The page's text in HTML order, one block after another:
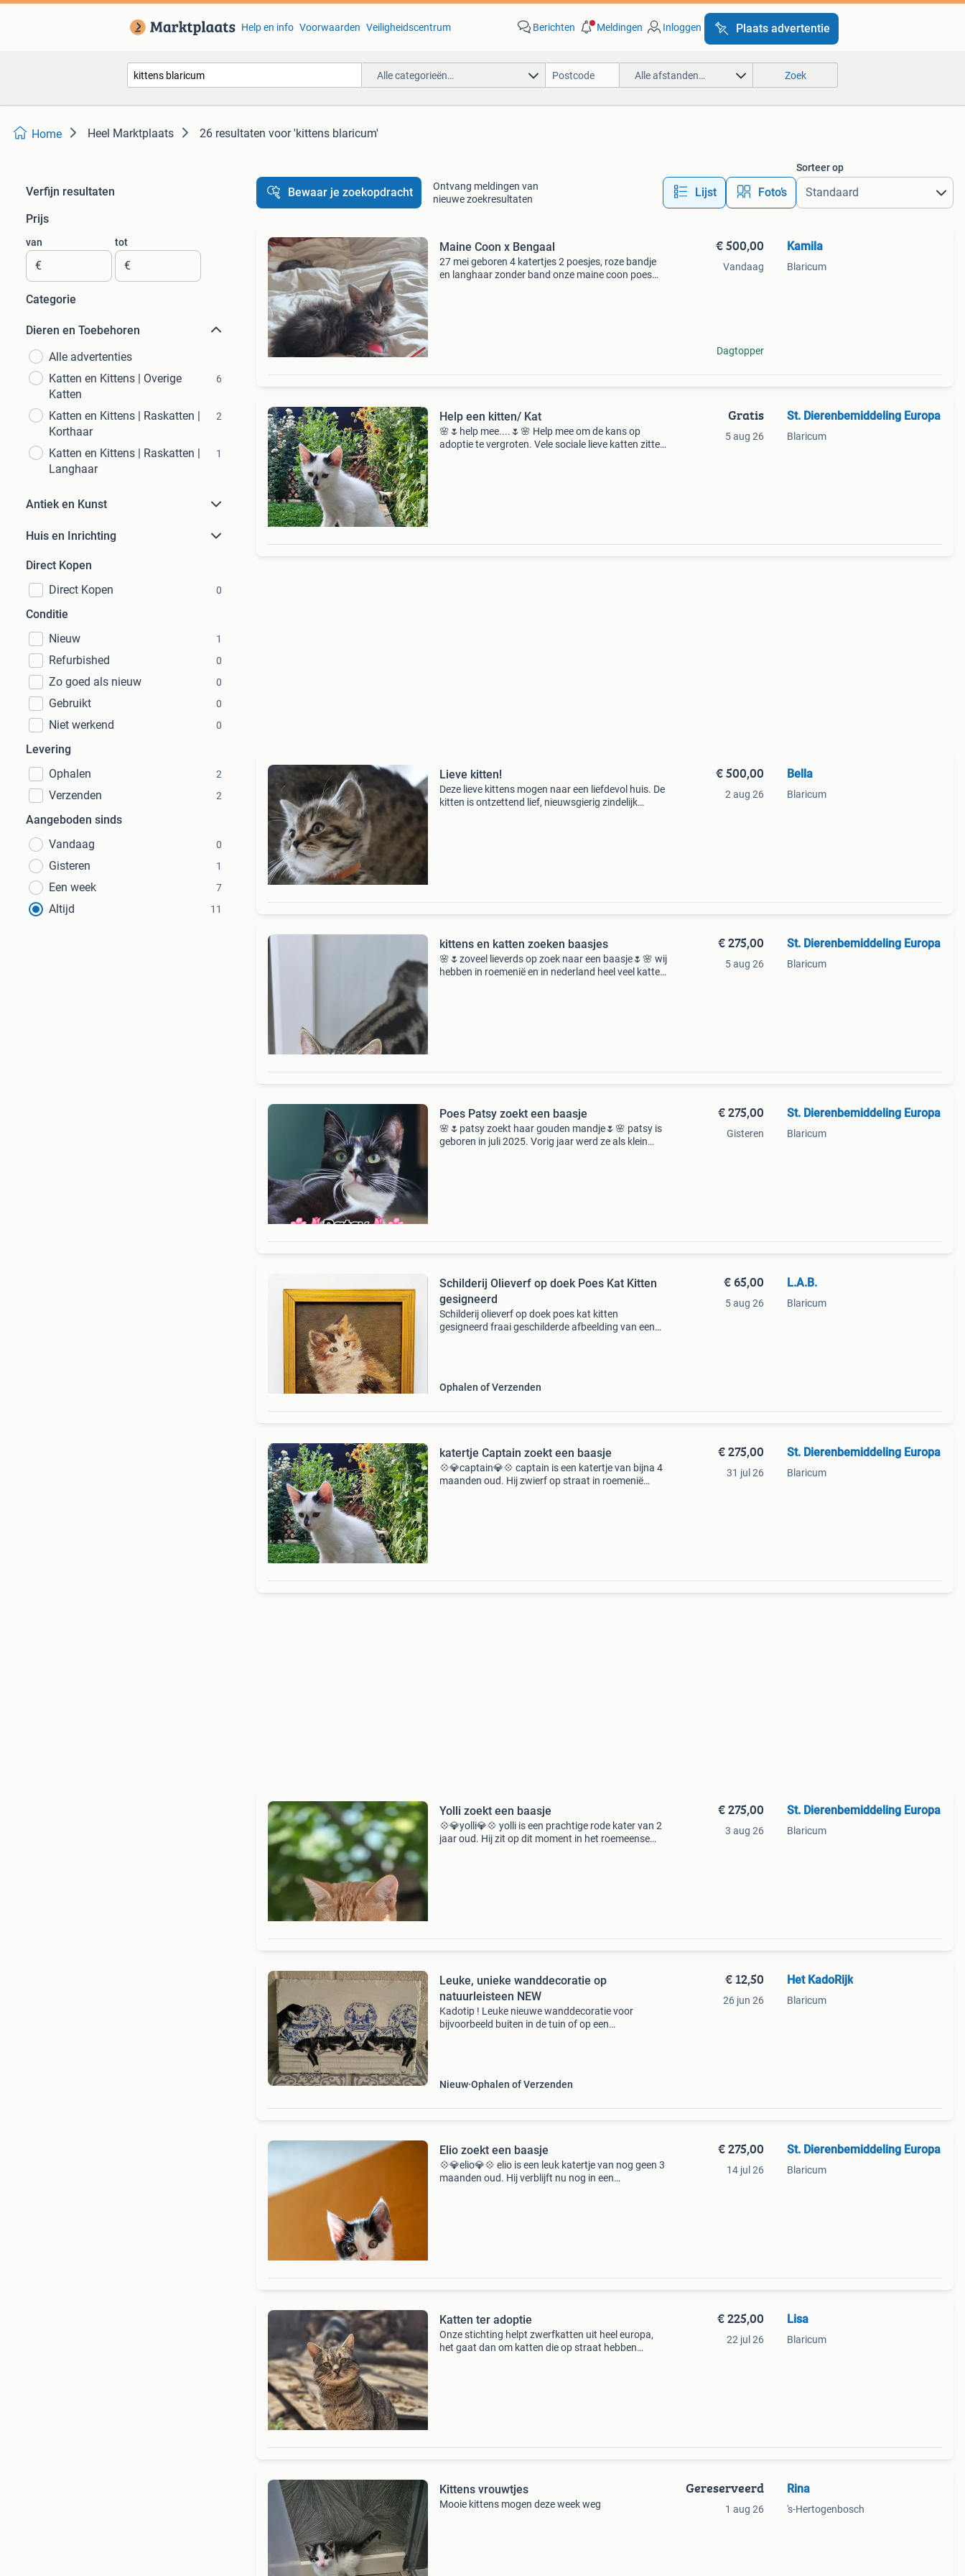
Help en info Voorwaarden Veiligheidscentrum Berichten Meldingen Inloggen Plaats advertentie
Alle categorieën… Alle afstanden… Zoek
Home Heel Marktplaats 26 resultaten voor 'kittens blaricum'
Verfijn resultaten
Prijs
van
€
tot
€
Categorie
Dieren en Toebehoren
Alle advertenties
Katten en Kittens | Overige
Katten
6
Katten en Kittens | Raskatten |
Korthaar
2
Katten en Kittens | Raskatten |
Langhaar
1
Antiek en Kunst
Huis en Inrichting
Direct Kopen
Direct Kopen
0
Conditie
Nieuw
1
Refurbished 0
Zo goed als nieuw 0
Gebruikt 0
Niet werkend 0
Levering
Ophalen
2
Verzenden 2
Aangeboden sinds
Vandaag
0
Gisteren 1
Een week 7
Altijd 11
Bewaar je zoekopdracht
Ontvang meldingen van
nieuwe zoekresultaten
Lijst Foto’s
Sorteer op
Maine Coon x Bengaal
27 mei geboren 4 katertjes 2 poesjes, roze bandje
en langhaar zonder band onze maine coon poes
€ 500,00
Vandaag
Dagtopper
Kamila
Blaricum
Help een kitten/ Kat
🌸🌷help mee....🌷🌸 Help mee om de kans op
adoptie te vergroten. Vele sociale lieve katten zitten
Gratis
5 aug 26
St. Dierenbemiddeling Europa
Blaricum
Lieve kitten!
Deze lieve kittens mogen naar een liefdevol huis. De
kitten is ontzettend lief, nieuwsgierig zindelijk
€ 500,00
2 aug 26
Bella
Blaricum
kittens en katten zoeken baasjes
🌸🌷zoveel lieverds op zoek naar een baasje🌷🌸 wij
hebben in roemenië en in nederland heel veel katten
€ 275,00
5 aug 26
St. Dierenbemiddeling Europa
Blaricum
Poes Patsy zoekt een baasje
🌸🌷patsy zoekt haar gouden mandje🌷🌸 patsy is
geboren in juli 2025. Vorig jaar werd ze als klein
€ 275,00
Gisteren
St. Dierenbemiddeling Europa
Blaricum
Schilderij Olieverf op doek Poes Kat Kitten
gesigneerd
Schilderij olieverf op doek poes kat kitten
gesigneerd fraai geschilderde afbeelding van een
Ophalen of Verzenden
€ 65,00
5 aug 26
L.A.B.
Blaricum
katertje Captain zoekt een baasje
💠💎captain💎💠 captain is een katertje van bijna 4
maanden oud. Hij zwierf op straat in roemenië
€ 275,00
31 jul 26
St. Dierenbemiddeling Europa
Blaricum
Yolli zoekt een baasje
💠💎yolli💎💠 yolli is een prachtige rode kater van 2
jaar oud. Hij zit op dit moment in het roemeense
€ 275,00
3 aug 26
St. Dierenbemiddeling Europa
Blaricum
Leuke, unieke wanddecoratie op
natuurleisteen NEW
Kadotip ! Leuke nieuwe wanddecoratie voor
bijvoorbeeld buiten in de tuin of op een
Nieuw Ophalen of Verzenden
€ 12,50
26 jun 26
Het KadoRijk
Blaricum
Elio zoekt een baasje
💠💎elio💎💠 elio is een leuk katertje van nog geen 3
maanden oud. Hij verblijft nu nog in een
€ 275,00
14 jul 26
St. Dierenbemiddeling Europa
Blaricum
Katten ter adoptie
Onze stichting helpt zwerfkatten uit heel europa,
het gaat dan om katten die op straat hebben
€ 225,00
22 jul 26
Lisa
Blaricum
Kittens vrouwtjes
Mooie kittens mogen deze week weg
Gereserveerd
1 aug 26
Rina
's-Hertogenbosch